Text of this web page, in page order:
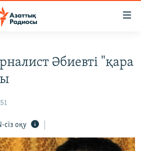
Әбиевті "қара
сіз оқу